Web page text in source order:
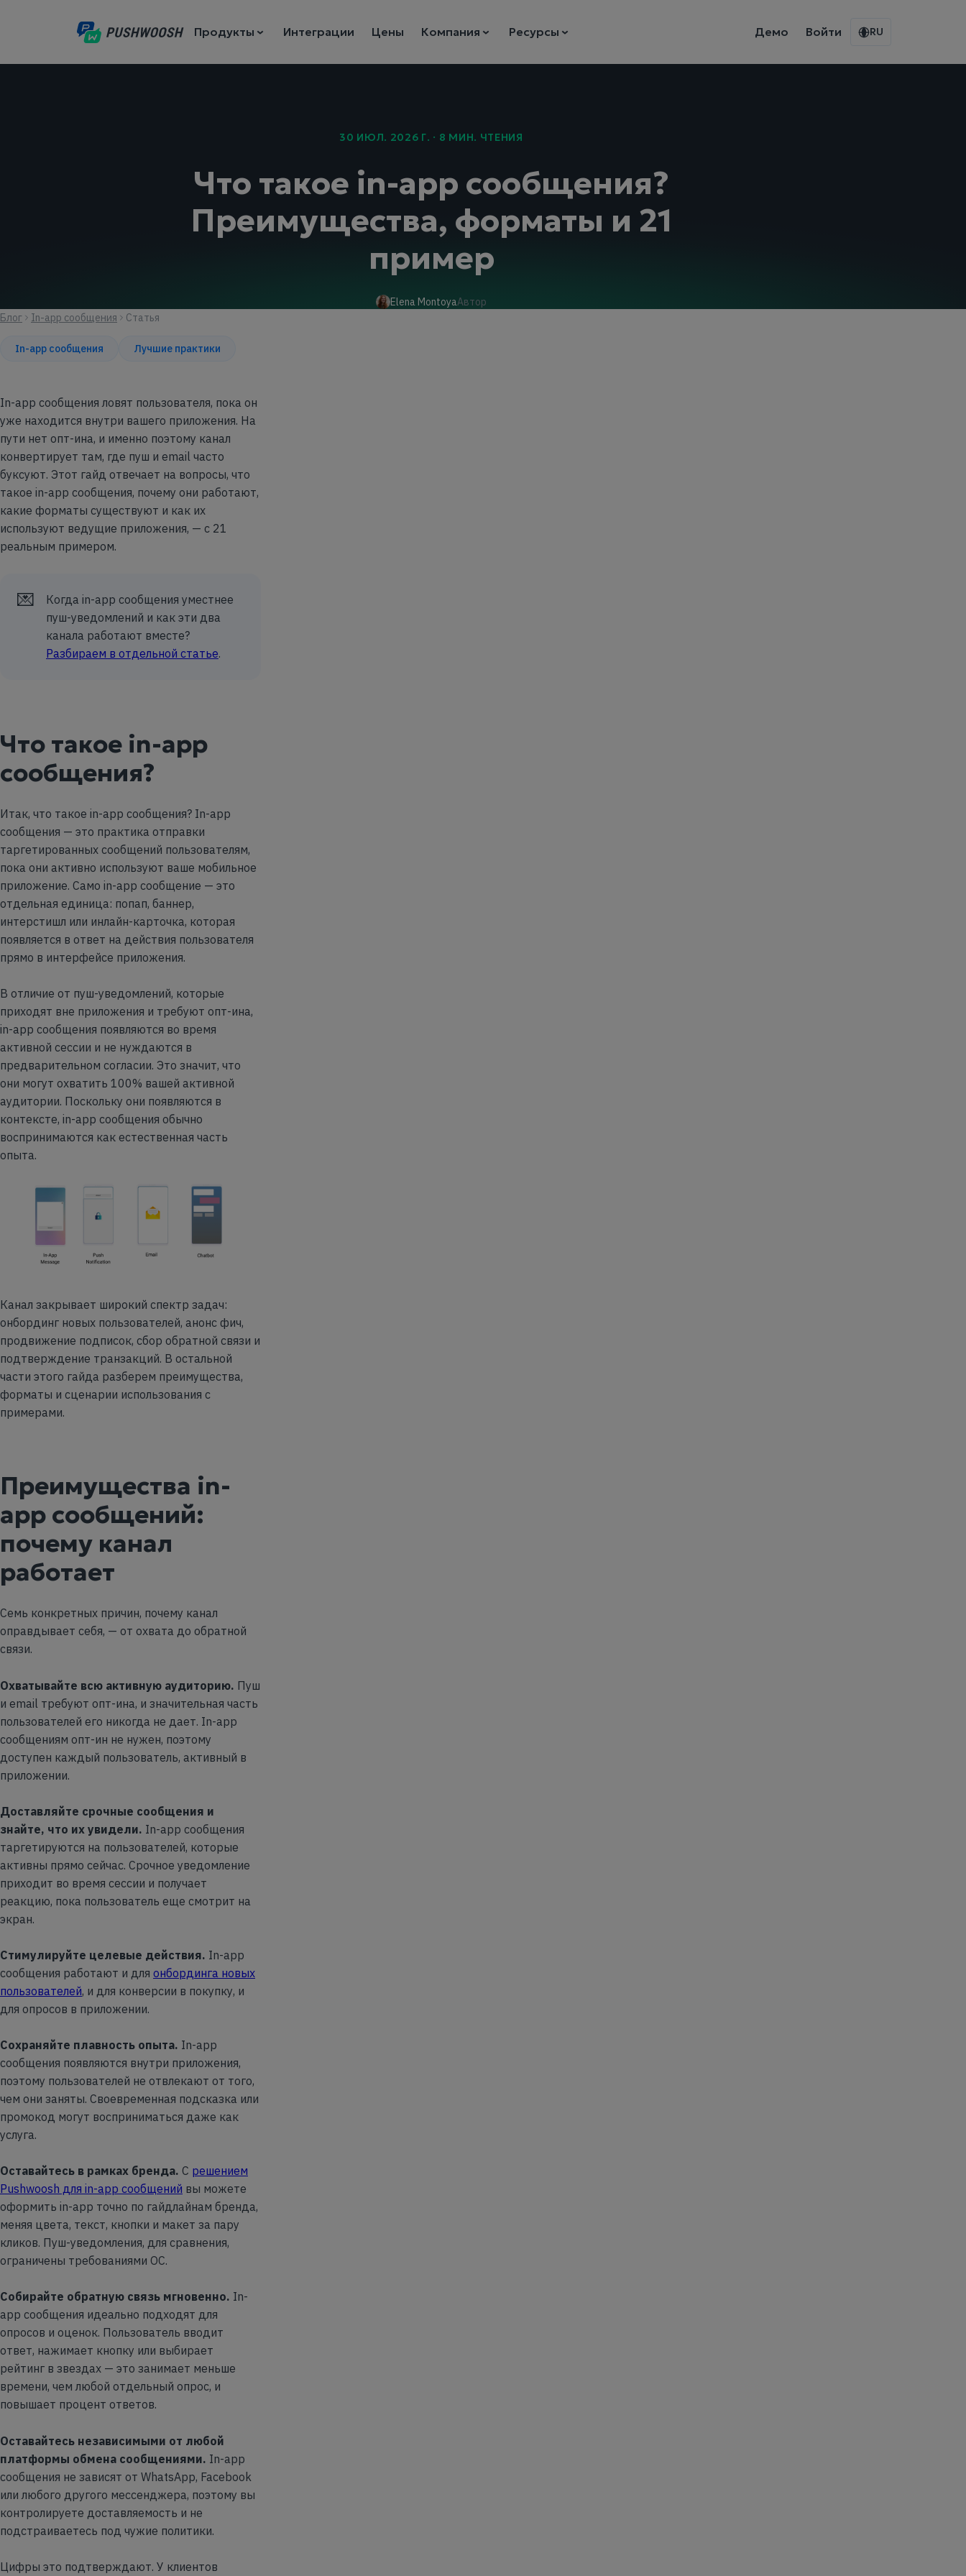
Продукты Интеграции Цены Компания Ресурсы Демо Войти RU
30 ИЮЛ. 2026 Г. · 8 МИН. ЧТЕНИЯ
Что такое in-app сообщения?
Преимущества, форматы и 21
пример
Elena MontoyaАвтор
Блог
In-app сообщения Статья
In-app сообщения Лучшие практики
In-app сообщения ловят пользователя, пока он
уже находится внутри вашего приложения. На
пути нет опт-ина, и именно поэтому канал
конвертирует там, где пуш и email часто
буксуют. Этот гайд отвечает на вопросы, что
такое in-app сообщения, почему они работают,
какие форматы существуют и как их
используют ведущие приложения, — с 21
реальным примером.
💌
Когда in-app сообщения уместнее
пуш-уведомлений и как эти два
канала работают вместе?
Разбираем в отдельной статье.
Что такое in-app
сообщения?
Итак, что такое in-app сообщения? In-app
сообщения — это практика отправки
таргетированных сообщений пользователям,
пока они активно используют ваше мобильное
приложение. Само in-app сообщение — это
отдельная единица: попап, баннер,
интерстишл или инлайн-карточка, которая
появляется в ответ на действия пользователя
прямо в интерфейсе приложения.
В отличие от пуш-уведомлений, которые
приходят вне приложения и требуют опт-ина,
in-app сообщения появляются во время
активной сессии и не нуждаются в
предварительном согласии. Это значит, что
они могут охватить 100% вашей активной
аудитории. Поскольку они появляются в
контексте, in-app сообщения обычно
воспринимаются как естественная часть
опыта.
Канал закрывает широкий спектр задач:
онбординг новых пользователей, анонс фич,
продвижение подписок, сбор обратной связи и
подтверждение транзакций. В остальной
части этого гайда разберем преимущества,
форматы и сценарии использования с
примерами.
Преимущества in-
app сообщений:
почему канал
работает
Семь конкретных причин, почему канал
оправдывает себя, — от охвата до обратной
связи.
Охватывайте всю активную аудиторию. Пуш
и email требуют опт-ина, и значительная часть
пользователей его никогда не дает. In-app
сообщениям опт-ин не нужен, поэтому
доступен каждый пользователь, активный в
приложении.
Доставляйте срочные сообщения и
знайте, что их увидели. In-app сообщения
таргетируются на пользователей, которые
активны прямо сейчас. Срочное уведомление
приходит во время сессии и получает
реакцию, пока пользователь еще смотрит на
экран.
Стимулируйте целевые действия. In-app
сообщения работают и для онбординга новых
пользователей, и для конверсии в покупку, и
для опросов в приложении.
Сохраняйте плавность опыта. In-app
сообщения появляются внутри приложения,
поэтому пользователей не отвлекают от того,
чем они заняты. Своевременная подсказка или
промокод могут восприниматься даже как
услуга.
Оставайтесь в рамках бренда. С решением
Pushwoosh для in-app сообщений вы можете
оформить in-app точно по гайдлайнам бренда,
меняя цвета, текст, кнопки и макет за пару
кликов. Пуш-уведомления, для сравнения,
ограничены требованиями ОС.
Собирайте обратную связь мгновенно. In-
app сообщения идеально подходят для
опросов и оценок. Пользователь вводит
ответ, нажимает кнопку или выбирает
рейтинг в звездах — это занимает меньше
времени, чем любой отдельный опрос, и
повышает процент ответов.
Оставайтесь независимыми от любой
платформы обмена сообщениями. In-app
сообщения не зависят от WhatsApp, Facebook
или любого другого мессенджера, поэтому вы
контролируете доставляемость и не
подстраиваетесь под чужие политики.
Цифры это подтверждают. У клиентов